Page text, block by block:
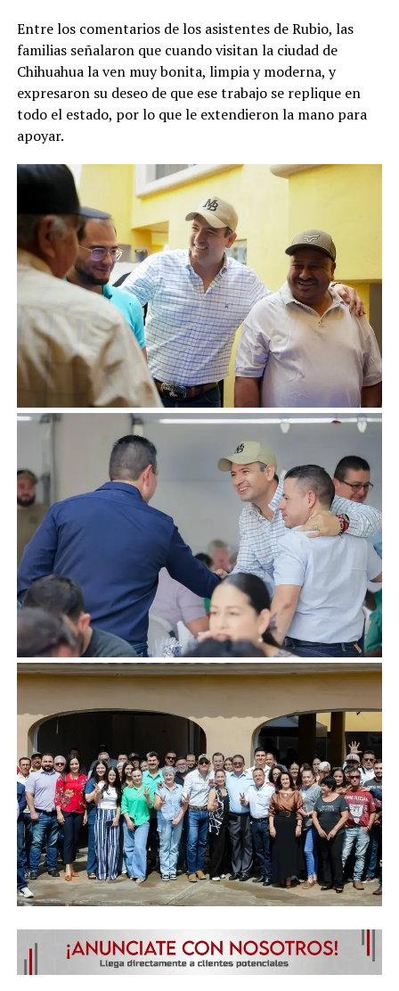
Entre los comentarios de los asistentes de Rubio, las
familias señalaron que cuando visitan la ciudad de
Chihuahua la ven muy bonita, limpia y moderna, y
expresaron su deseo de que ese trabajo se replique en
todo el estado, por lo que le extendieron la mano para
apoyar.